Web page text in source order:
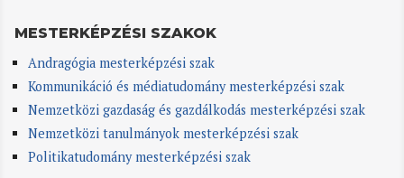
MESTERKÉPZÉSI SZAKOK
Andragógia mesterképzési szak
Kommunikáció és médiatudomány mesterképzési szak
Nemzetközi gazdaság és gazdálkodás mesterképzési szak
Nemzetközi tanulmányok mesterképzési szak
Politikatudomány mesterképzési szak